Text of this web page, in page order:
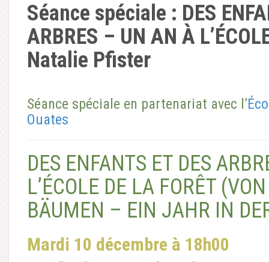
Séance spéciale : DES
ARBRES – UN AN À
Natalie Pfister
Séance spéciale en partenariat avec l’
Ouates
DES ENFANTS ET DES
L’ÉCOLE DE LA FORÊT
BÄUMEN – EIN JAHR IN
Mardi 10 décembre à 18h00